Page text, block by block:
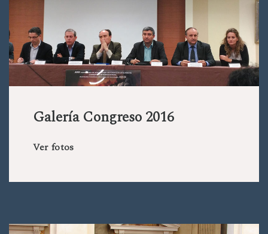
Galería Congreso 2016
Ver fotos